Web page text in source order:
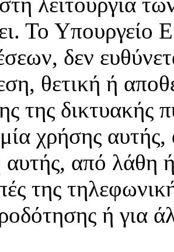
Το Υπουργείο
δεν
θετική ή
της δικτυακής
χρήσης
από λάθη
της
ή για